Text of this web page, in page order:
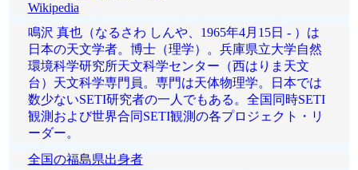
Wikipedia
鳴沢 真也（なるさわ しんや、1965年4月15日 - ）は
日本の天文学者。博士（理学）。兵庫県立大学自然
環境科学研究所天文科学センター（西はりま天文
台）天文科学専門員。専門は天体物理学。日本では
数少ないSETI研究者の一人でもある。全国同時SETI
観測および世界合同SETI観測の各プロジェクト・リ
ーダー。
全国の福島県出身者